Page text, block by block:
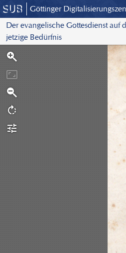
Göttinger
Der evangelische Gottesdienst auf
jetzige Bedürfnis